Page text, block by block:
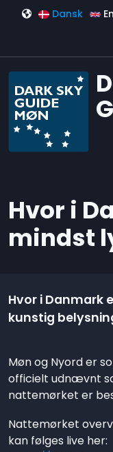
Gå til hovedindhold
Dansk
Hvor i
mindst
Hvor i Danmark
kunstig
Møn og Nyord er
officielt udnævnt
nattemørket er
Nattemørket
kan følges live her: